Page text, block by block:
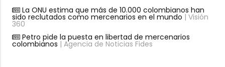
La ONU estima que más de 10.000 colombianos han
sido reclutados como mercenarios en el mundo | Visión
360
Petro pide la puesta en libertad de mercenarios
colombianos | Agencia de Noticias Fides